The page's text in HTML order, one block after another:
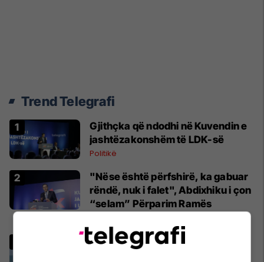
Trend Telegrafi
Gjithçka që ndodhi në Kuvendin e
jashtëzakonshëm të LDK-së
Politikë
"Nëse është përfshirë, ka gabuar
rëndë, nuk i falet", Abdixhiku i çon
“selam” Përparim Ramës
Fenomen i çuditshëm në Gjirin e